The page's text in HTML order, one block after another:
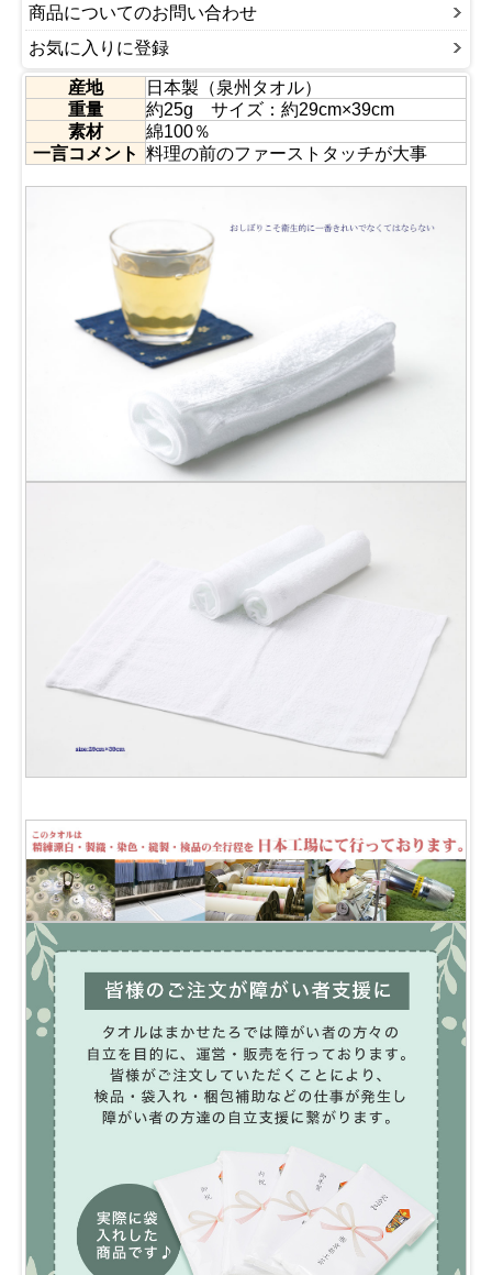
ぼりでお助けいたしたく思います。
レンタルが汚いとか言ってません。
一言、『当店はお客様をお迎えするにあたり衛生的なおし
ぼりをお出しするサービスをしております。』
これだけで十分です。洗濯する手間と喜ばれるお客様。こ
こが問題です。でもたくさんのお店で当店はお使いくださ
ってます。
是非、ご家庭でもお客様を迎える時やホームパーティーや
子供の家庭訪問時なんかにご利用ください。
商品についてのお問い合わせ
お気に入りに登録
産地
日本製（泉州タオル）
重量
約25g サイズ：約29cm×39cm
素材
綿100％
一言コメント 料理の前のファーストタッチが大事